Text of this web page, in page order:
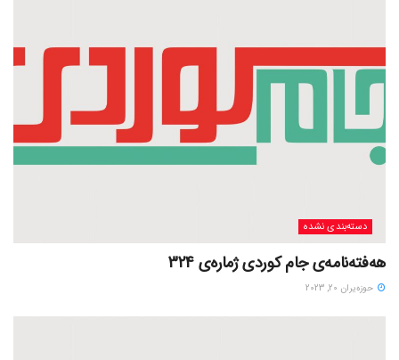
دسته‌بندی نشده
هەفتەنامەی جام کوردی ژمارەی 324
حوزه‌یران 20, 2023